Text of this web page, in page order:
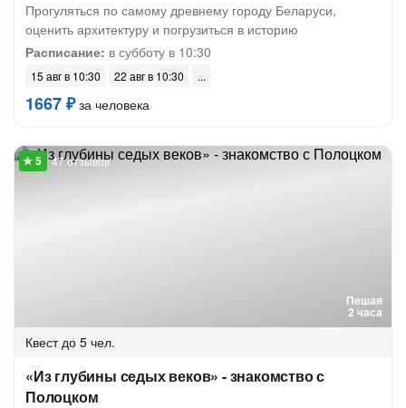
Прогуляться по самому древнему городу Беларуси,
оценить архитектуру и погрузиться в историю
Расписание: в субботу в 10:30
15 авг в 10:30 22 авг в 10:30
1667 ₽за человека
Пешая
2 часа
47 отзывов
Квест до 5 чел.
«Из глубины седых веков» - знакомство с
Полоцком